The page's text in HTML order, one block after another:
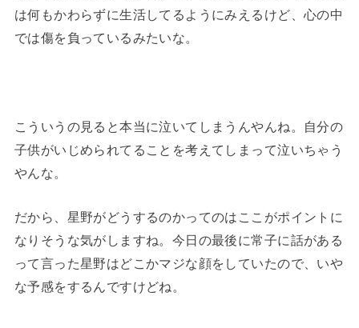
は何もかわらずに生活してるようにみえるけど、心の中
では傷を負っているみたいな。
こういうの見ると本当に泣いてしまうんやんね。自分の
子供がいじめられてることを考えてしまって泣いちゃう
やんな。
だから、星野がどうするのかってのはここがポイントに
なりそうな気がしますね。今日の最後に常子に話がある
って言った星野はどこかマジな顔をしていたので、いや
な予感をするんですけどね。